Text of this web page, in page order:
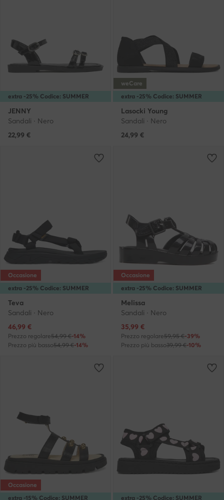
extra -25% Codice: SUMMER
JENNY
Sandali · Nero
22,99 €
extra -25% Codice: SUMMER
weCare
Lasocki Young
Sandali · Nero
24,99 €
extra -25% Codice: SUMMER
Occasione
Teva
Sandali · Nero
Prezzo attuale
46,99 €
Prezzo regolare54,99 €-14%
Prezzo più basso54,99 €-14%
extra -25% Codice: SUMMER
Occasione
Melissa
Sandali · Nero
Prezzo attuale
35,99 €
Prezzo regolare59,95 €-39%
Prezzo più basso39,99 €-10%
extra -15% Codice: SUMMER
Occasione
extra -25% Codice: SUMMER